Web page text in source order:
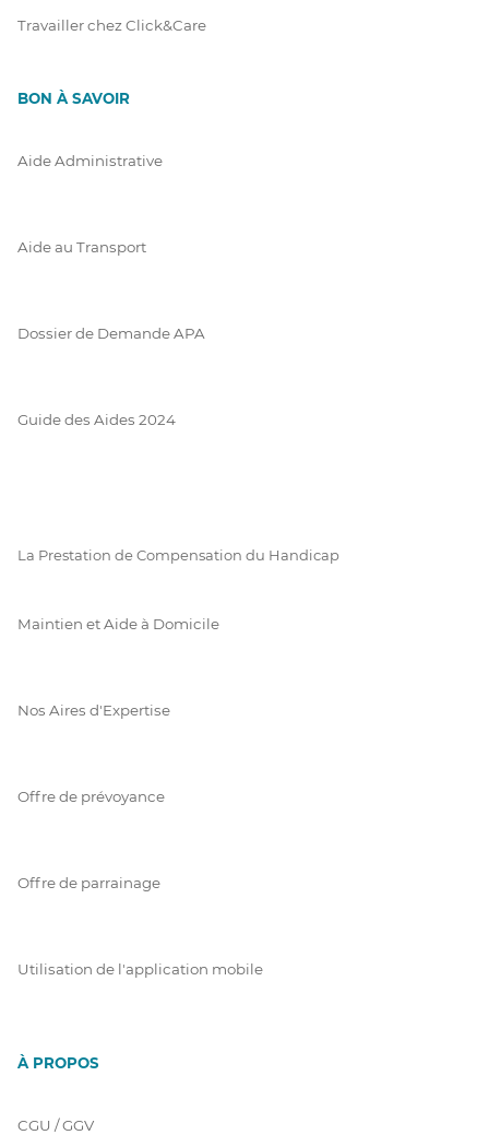
Travailler chez Click&Care
BON À SAVOIR
Aide Administrative
Aide au Transport
Dossier de Demande APA
Guide des Aides 2024
La Prestation de Compensation du Handicap
Maintien et Aide à Domicile
Nos Aires d'Expertise
Offre de prévoyance
Offre de parrainage
Utilisation de l'application mobile
À PROPOS
CGU / GGV